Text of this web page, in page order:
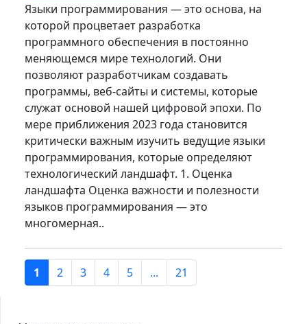
Языки программирования — это основа, на
которой процветает разработка
программного обеспечения в постоянно
меняющемся мире технологий. Они
позволяют разработчикам создавать
программы, веб-сайты и системы, которые
служат основой нашей цифровой эпохи. По
мере приближения 2023 года становится
критически важным изучить ведущие языки
программирования, которые определяют
технологический ландшафт. 1. Оценка
ландшафта Оценка важности и полезности
языков программирования — это
многомерная..
1 2 3 4 5 ... 21